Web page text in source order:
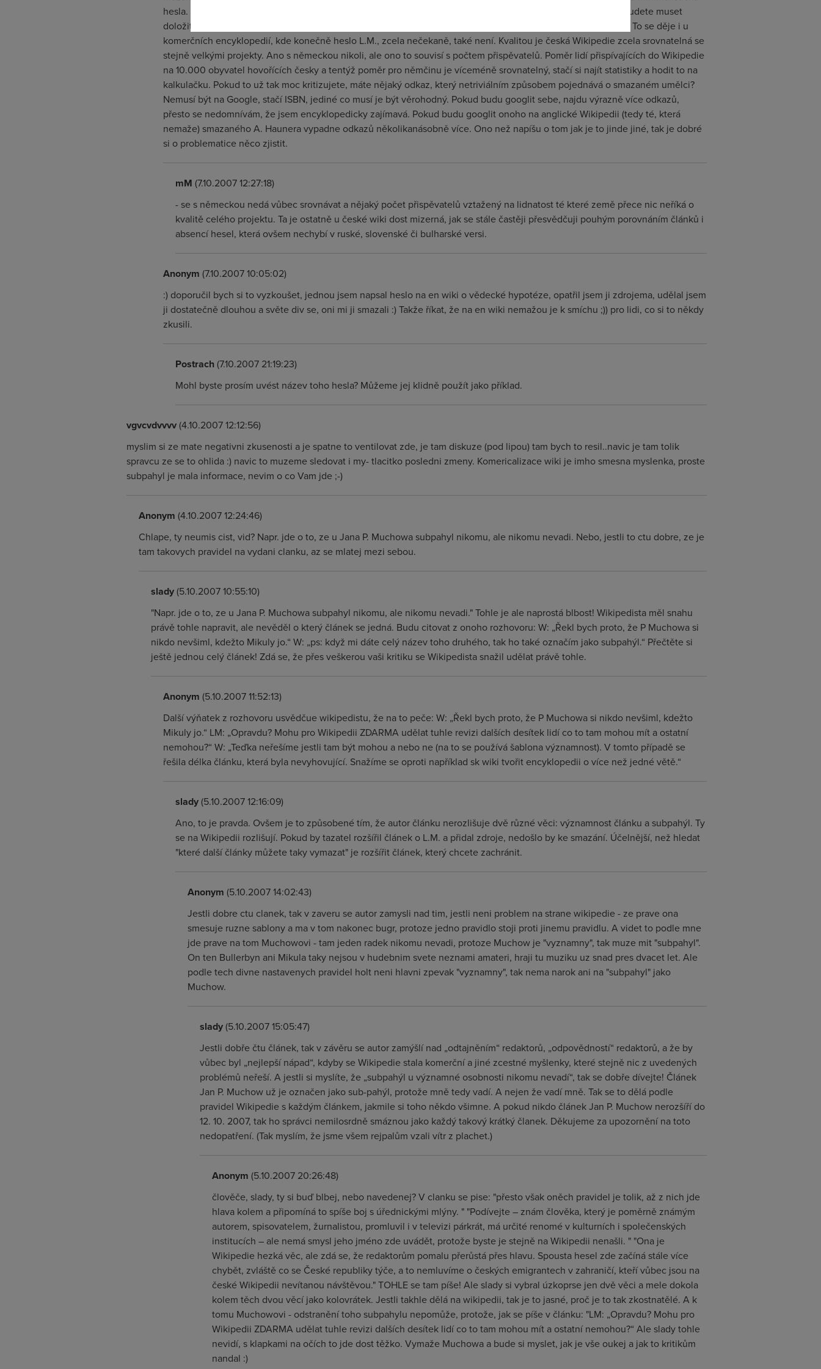
hesla. Jinak to totíž nejde. U článku, který napíšete můžete očekávat, že se něco někomu nebude zdát a že budete muset
doložit relevantnost svého tvrzení, pokud to nedokážete, pak taková informace nemá v encyklopedii co dělat. To se děje i u
komerčních encyklopedií, kde konečně heslo L.M., zcela nečekaně, také není. Kvalitou je česká Wikipedie zcela srovnatelná se
stejně velkými projekty. Ano s německou nikoli, ale ono to souvisí s počtem přispěvatelů. Poměr lidí přispívajících do Wikipedie
na 10.000 obyvatel hovořících česky a tentýž poměr pro němčinu je víceméně srovnatelný, stačí si najít statistiky a hodit to na
kalkulačku. Pokud to už tak moc kritizujete, máte nějaký odkaz, který netriviálním způsobem pojednává o smazaném umělci?
Nemusí být na Google, stačí ISBN, jediné co musí je být věrohodný. Pokud budu googlit sebe, najdu výrazně více odkazů,
přesto se nedomnívám, že jsem encyklopedicky zajímavá. Pokud budu googlit onoho na anglické Wikipedii (tedy té, která
nemaže) smazaného A. Haunera vypadne odkazů několikanásobně více. Ono než napíšu o tom jak je to jinde jiné, tak je dobré
si o problematice něco zjistit.
mM (7.10.2007 12:27:18)
- se s německou nedá vůbec srovnávat a nějaký počet přispěvatelů vztažený na lidnatost té které země přece nic neříká o
kvalitě celého projektu. Ta je ostatně u české wiki dost mizerná, jak se stále častěji přesvědčuji pouhým porovnáním článků i
absencí hesel, která ovšem nechybí v ruské, slovenské či bulharské versi.
Anonym (7.10.2007 10:05:02)
:) doporučil bych si to vyzkoušet, jednou jsem napsal heslo na en wiki o vědecké hypotéze, opatřil jsem ji zdrojema, udělal jsem
ji dostatečně dlouhou a světe div se, oni mi ji smazali :) Takže říkat, že na en wiki nemažou je k smíchu ;)) pro lidi, co si to někdy
zkusili.
Postrach(7.10.2007 21:19:23)
Mohl byste prosím uvést název toho hesla? Můžeme jej klidně použít jako příklad.
vgvcvdvvvv(4.10.2007 12:12:56)
myslim si ze mate negativni zkusenosti a je spatne to ventilovat zde, je tam diskuze (pod lipou) tam bych to resil..navic je tam tolik
spravcu ze se to ohlida :) navic to muzeme sledovat i my- tlacitko posledni zmeny. Komericalizace wiki je imho smesna myslenka, proste
subpahyl je mala informace, nevim o co Vam jde ;-)
Anonym (4.10.2007 12:24:46)
Chlape, ty neumis cist, vid? Napr. jde o to, ze u Jana P. Muchowa subpahyl nikomu, ale nikomu nevadi. Nebo, jestli to ctu dobre, ze je
tam takovych pravidel na vydani clanku, az se mlatej mezi sebou.
slady(5.10.2007 10:55:10)
"Napr. jde o to, ze u Jana P. Muchowa subpahyl nikomu, ale nikomu nevadi." Tohle je ale naprostá blbost! Wikipedista měl snahu
právě tohle napravit, ale nevěděl o který článek se jedná. Budu citovat z onoho rozhovoru: W: „Řekl bych proto, že P Muchowa si
nikdo nevšiml, kdežto Mikuly jo.“ W: „ps: když mi dáte celý název toho druhého, tak ho také označím jako subpahýl.“ Přečtěte si
ještě jednou celý článek! Zdá se, že přes veškerou vaši kritiku se Wikipedista snažil udělat právě tohle.
Anonym (5.10.2007 11:52:13)
Další výňatek z rozhovoru usvědčue wikipedistu, že na to peče: W: „Řekl bych proto, že P Muchowa si nikdo nevšiml, kdežto
Mikuly jo.“ LM: „Opravdu? Mohu pro Wikipedii ZDARMA udělat tuhle revizi dalších desítek lidí co to tam mohou mít a ostatní
nemohou?“ W: „Teďka neřešíme jestli tam být mohou a nebo ne (na to se používá šablona významnost). V tomto případě se
řešila délka článku, která byla nevyhovující. Snažíme se oproti například sk wiki tvořit encyklopedii o více než jedné větě.“
slady(5.10.2007 12:16:09)
Ano, to je pravda. Ovšem je to způsobené tím, že autor článku nerozlišuje dvě různé věci: významnost článku a subpahýl. Ty
se na Wikipedii rozlišují. Pokud by tazatel rozšířil článek o L.M. a přidal zdroje, nedošlo by ke smazání. Účelnější, než hledat
"které další články můžete taky vymazat" je rozšířit článek, který chcete zachránit.
Anonym (5.10.2007 14:02:43)
Jestli dobre ctu clanek, tak v zaveru se autor zamysli nad tim, jestli neni problem na strane wikipedie - ze prave ona
smesuje ruzne sablony a ma v tom nakonec bugr, protoze jedno pravidlo stoji proti jinemu pravidlu. A videt to podle mne
jde prave na tom Muchowovi - tam jeden radek nikomu nevadi, protoze Muchow je "vyznamny", tak muze mit "subpahyl".
On ten Bullerbyn ani Mikula taky nejsou v hudebnim svete neznami amateri, hraji tu muziku uz snad pres dvacet let. Ale
podle tech divne nastavenych pravidel holt neni hlavni zpevak "vyznamny", tak nema narok ani na "subpahyl" jako
Muchow.
slady(5.10.2007 15:05:47)
Jestli dobře čtu článek, tak v závěru se autor zamýšlí nad „odtajněním“ redaktorů, „odpovědností“ redaktorů, a že by
vůbec byl „nejlepší nápad“, kdyby se Wikipedie stala komerční a jiné zcestné myšlenky, které stejně nic z uvedených
problémů neřeší. A jestli si myslíte, že „subpahýl u významné osobnosti nikomu nevadí“, tak se dobře dívejte! Článek
Jan P. Muchow už je označen jako sub-pahýl, protože mně tedy vadí. A nejen že vadí mně. Tak se to dělá podle
pravidel Wikipedie s každým článkem, jakmile si toho někdo všimne. A pokud nikdo článek Jan P. Muchow nerozšíří do
12. 10. 2007, tak ho správci nemilosrdně smáznou jako každý takový krátký članek. Děkujeme za upozornění na toto
nedopatření. (Tak myslím, že jsme všem rejpalům vzali vítr z plachet.)
Anonym (5.10.2007 20:26:48)
člověče, slady, ty si buď blbej, nebo navedenej? V clanku se pise: "přesto však oněch pravidel je tolik, až z nich jde
hlava kolem a připomíná to spíše boj s úřednickými mlýny. " "Podívejte – znám člověka, který je poměrně známým
autorem, spisovatelem, žurnalistou, promluvil i v televizi párkrát, má určité renomé v kulturních i společenských
institucích – ale nemá smysl jeho jméno zde uvádět, protože byste je stejně na Wikipedii nenašli. " "Ona je
Wikipedie hezká věc, ale zdá se, že redaktorům pomalu přerůstá přes hlavu. Spousta hesel zde začíná stále více
chybět, zvláště co se České republiky týče, a to nemluvíme o českých emigrantech v zahraničí, kteří vůbec jsou na
české Wikipedii nevítanou návštěvou." TOHLE se tam píše! Ale slady si vybral úzkoprse jen dvě věci a mele dokola
kolem těch dvou věcí jako kolovrátek. Jestli takhle dělá na wikipedii, tak je to jasné, proč je to tak zkostnatělé. A k
tomu Muchowovi - odstranění toho subpahylu nepomůže, protože, jak se píše v článku: "LM: „Opravdu? Mohu pro
Wikipedii ZDARMA udělat tuhle revizi dalších desítek lidí co to tam mohou mít a ostatní nemohou?“ Ale slady tohle
nevidí, s klapkami na očích to jde dost těžko. Vymaže Muchowa a bude si myslet, jak je vše oukej a jak to kritikům
nandal :)